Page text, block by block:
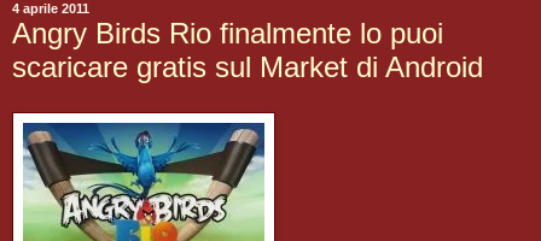
4 aprile 2011
Angry Birds Rio finalmente lo puoi
scaricare gratis sul Market di Android